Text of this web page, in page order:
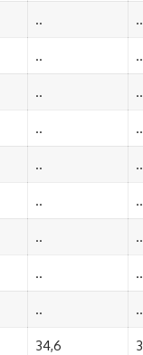
.. ..
.. ..
.. ..
.. ..
.. ..
.. ..
.. ..
.. ..
.. ..
34,6